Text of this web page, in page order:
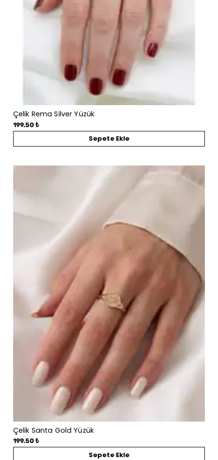
Çelik Rema Silver Yüzük
199.50 ₺
Sepete Ekle
Çelik Santa Gold Yüzük
199.50 ₺
Sepete Ekle